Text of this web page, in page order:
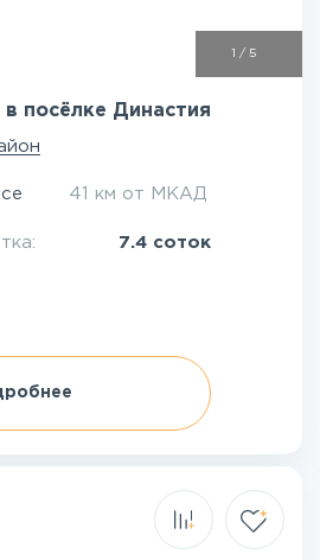
/ 5
посёлке Династия
41 км от МКАД
7.4 соток